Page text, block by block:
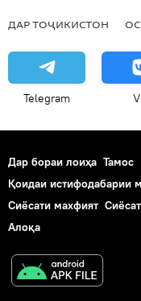
ДАР ТОҶИКИСТОН
Telegram
Дар бораи лоиҳа Тамос
Қоидаи истифодабарии
Сиёсати махфият
Алоқа